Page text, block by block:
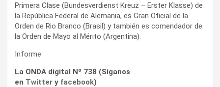
Primera Clase (Bundesverdienst Kreuz – Erster Klasse) de
la República Federal de Alemania, es Gran Oficial de la
Orden de Rio Branco (Brasil) y también es comendador de
la Orden de Mayo al Mérito (Argentina).
Informe
La ONDA digital Nº 738 (Síganos
en Twitter y facebook)